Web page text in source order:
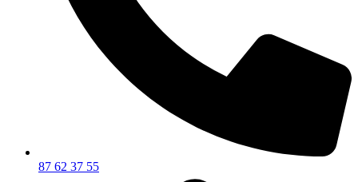
87 62 37 55